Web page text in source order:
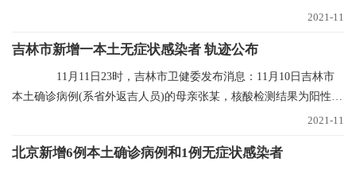
2021-11
吉林市新增一本土无症状感染者 轨迹公布
11月11日23时，吉林市卫健委发布消息：11月10日吉林市
本土确诊病例(系省外返吉人员)的母亲张某，核酸检测结果为阳性，
2021-11
北京新增6例本土确诊病例和1例无症状感染者